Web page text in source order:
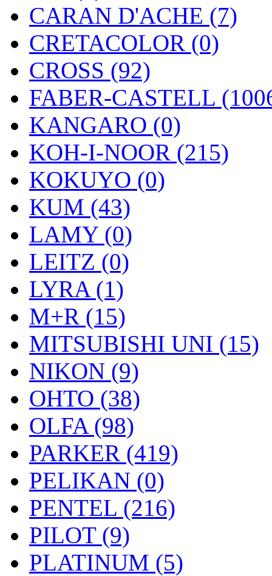
CARAN D'ACHE (7)
CRETACOLOR (0)
CROSS (92)
FABER-CASTELL
KANGARO (0)
KOH-I-NOOR (215)
KOKUYO (0)
KUM (43)
LAMY (0)
LEITZ (0)
LYRA (1)
M+R (15)
MITSUBISHI UNI (15)
NIKON (9)
OHTO (38)
OLFA (98)
PARKER (419)
PELIKAN (0)
PENTEL (216)
PILOT (9)
PLATINUM (5)